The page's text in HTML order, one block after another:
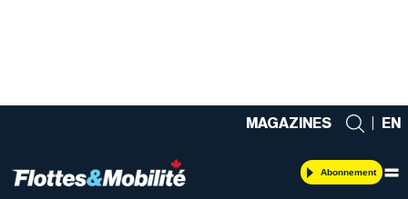
MAGAZINES EN
Abonnement